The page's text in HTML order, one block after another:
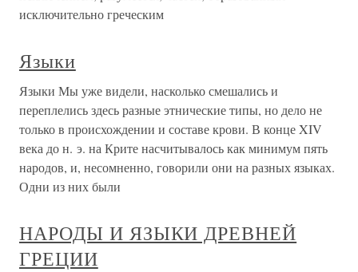
исключительно греческим
Языки
Языки Мы уже видели, насколько смешались и
переплелись здесь разные этнические типы, но дело не
только в происхождении и составе крови. В конце XIV
века до н. э. на Крите насчитывалось как минимум пять
народов, и, несомненно, говорили они на разных языках.
Одни из них были
НАРОДЫ И ЯЗЫКИ ДРЕВНЕЙ
ГРЕЦИИ